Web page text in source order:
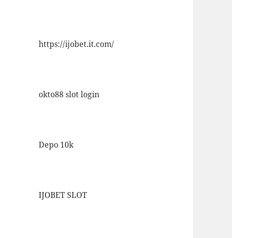
https://ijobet.it.com/
okto88 slot login
Depo 10k
IJOBET SLOT